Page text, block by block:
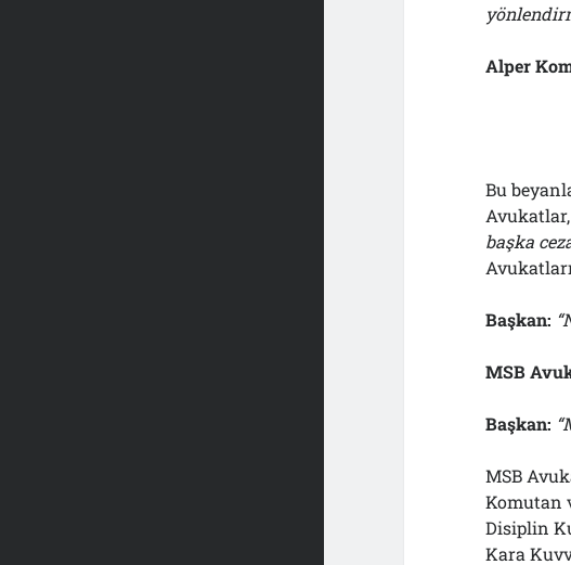
Alper
Bu
başka
Başkan:
MSB
Başkan:
MSB
Komutan
Disiplin
Kara